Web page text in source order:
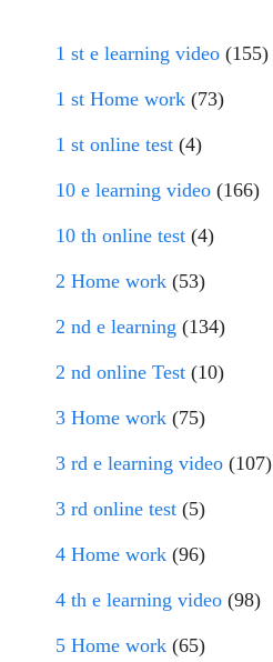
1 st e learning video (155)
1 st Home work (73)
1 st online test (4)
10 e learning video (166)
10 th online test (4)
2 Home work (53)
2 nd e learning (134)
2 nd online Test (10)
3 Home work (75)
3 rd e learning video (107)
3 rd online test (5)
4 Home work (96)
4 th e learning video (98)
5 Home work (65)